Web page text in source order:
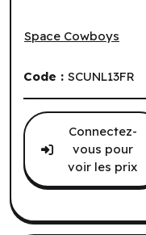
Space Cowboys
Code : SCUNL13FR
Connectez-
vous pour
voir les prix